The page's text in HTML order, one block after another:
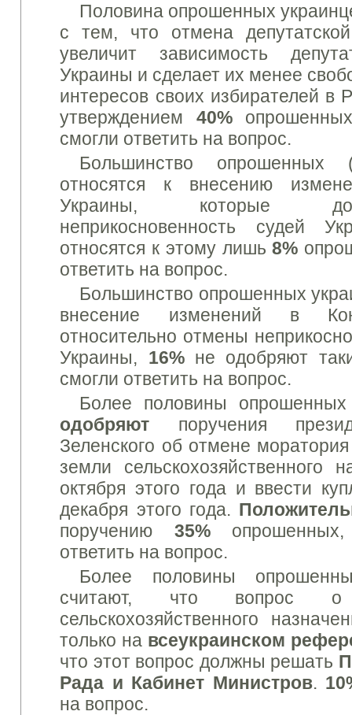
Половина опрошенных
с тем, что отмена депутатской
увеличит зависимость
Украины и сделает их менее
интересов своих избирателей в
утверждением 40%
смогли ответить на вопрос.
Большинство опрошенных
относятся к внесению
Украины, которые
неприкосновенность судей
относятся к этому лишь8%
ответить на вопрос.
Большинство опрошенных
внесение изменений в
относительно отмены
Украины, 16%не одобряют
смогли ответить на вопрос.
Более половины
одобряют поручения
Зеленского об отмене
земли сельскохозяйственного
октября этого года и ввести
декабря этого года.
поручению 35%
ответить на вопрос.
Более половины
считают, что вопрос
сельскохозяйственного
только на всеукраинском
что этот вопрос должны решать
Рада и Кабинет Министров.
на вопрос.